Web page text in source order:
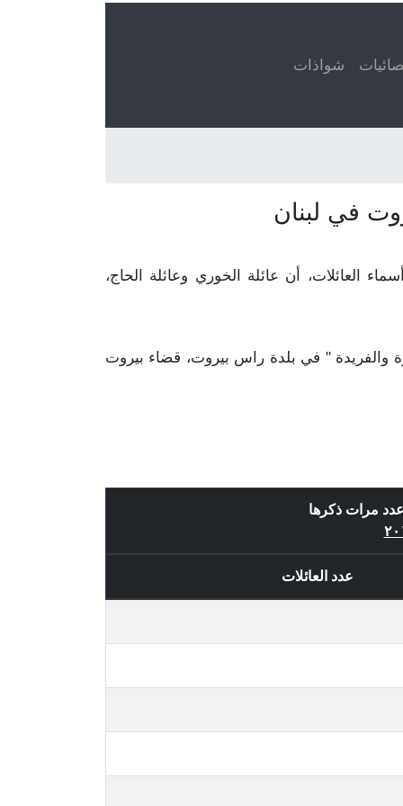
شواذات
في لبنان
مذكور في ٤٠ قيد. هذا يعني، عند تعداد أسماء العائلات، أن عائلة الخوري وعائلة الحاج،
والفريدة " في بلدة راس بيروت، قضاء بيروت
مرات ذكرها
عدد العائلات